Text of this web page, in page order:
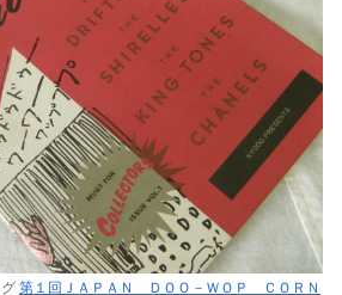
第１回ＪＡＰＡＮ ＤＯＯ－ＷＯＰ ＣＯＲＮ